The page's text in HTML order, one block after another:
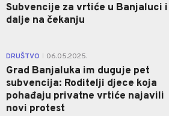
Subvencije za vrtiće u Banjaluci i
dalje na čekanju
DRUŠTVO 06.05.2025.
Grad Banjaluka im duguje pet
subvencija: Roditelji djece koja
pohađaju privatne vrtiće najavili
novi protest